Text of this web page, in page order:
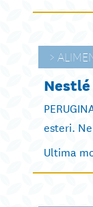
Nestlé
esteri.
Ultima